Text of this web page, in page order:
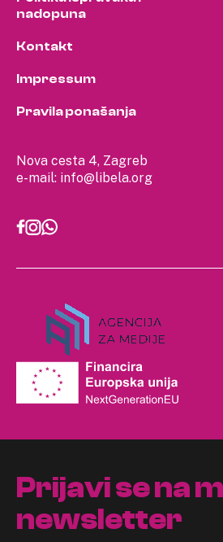
Nova cesta 4, Zagreb
e-mail: info@libela.org
nadopuna
Kontakt
Impressum
Pravila ponašanja
Prijavi se na
newsletter